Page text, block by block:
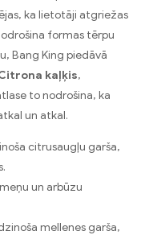
ka lietotāji atgriežas
formas tērpu
Bang King piedāvā
kaļķis,
to nodrošina, ka
un atkal.
citrusaugļu garša,
un arbūzu
mellenes garša,